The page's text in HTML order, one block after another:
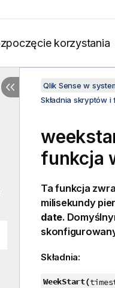
korzystania
Qlik Sense w
Składnia skryptów
funkcja
Ta funkcja
milisekundy
date.
Składnia:
WeekStart(